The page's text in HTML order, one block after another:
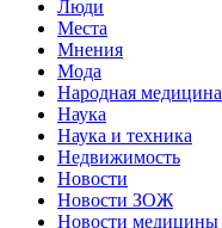
Люди
Места
Мнения
Мода
Народная медицина
Наука
Наука и техника
Недвижимость
Новости
Новости ЗОЖ
Новости медицины